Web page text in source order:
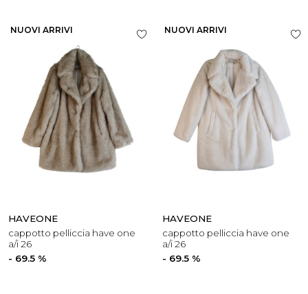
NUOVI ARRIVI
HAVEONE
cappotto pelliccia have one
a/i 26
- 69.5 %
NUOVI ARRIVI
HAVEONE
cappotto pelliccia have one
a/i 26
- 69.5 %